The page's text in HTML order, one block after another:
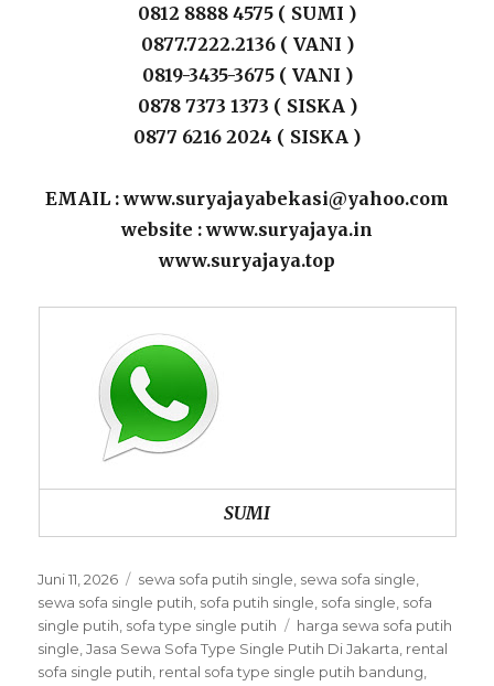
0812 8888 4575 ( SUMI )
0877.7222.2136 ( VANI )
0819-3435-3675 ( VANI )
0878 7373 1373 ( SISKA )
0877 6216 2024 ( SISKA )
EMAIL : www.suryajayabekasi@yahoo.com
website : www.suryajaya.in
www.suryajaya.top
SUMI
Posted
on
Juni 11, 2026 Categories
sewa sofa putih single sewa sofa single
sewa sofa single putih sofa putih single sofa single sofa
single putih sofa type single putih Tags
harga sewa sofa putih
single ,Jasa Sewa Sofa Type Single Putih Di Jakarta rental
sofa single putih rental sofa type single putih bandung